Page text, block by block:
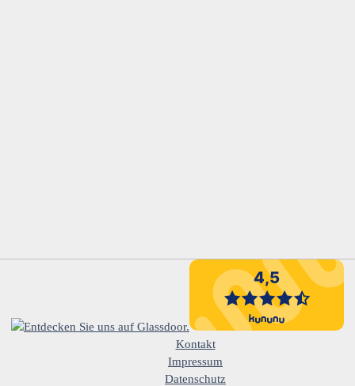
Kontakt
Impressum
Datenschutz